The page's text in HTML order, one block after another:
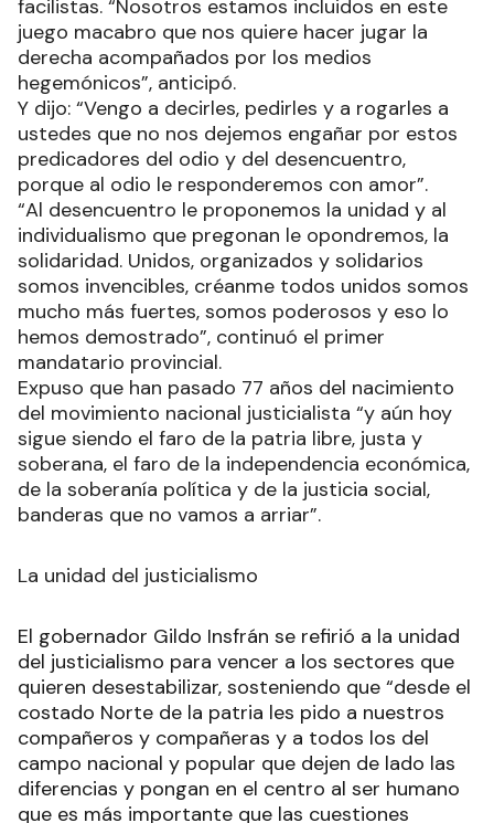
facilistas. “Nosotros estamos incluidos en este
juego macabro que nos quiere hacer jugar la
derecha acompañados por los medios
hegemónicos”, anticipó.
Y dijo: “Vengo a decirles, pedirles y a rogarles a
ustedes que no nos dejemos engañar por estos
predicadores del odio y del desencuentro,
porque al odio le responderemos con amor”.
“Al desencuentro le proponemos la unidad y al
individualismo que pregonan le opondremos, la
solidaridad. Unidos, organizados y solidarios
somos invencibles, créanme todos unidos somos
mucho más fuertes, somos poderosos y eso lo
hemos demostrado”, continuó el primer
mandatario provincial.
Expuso que han pasado 77 años del nacimiento
del movimiento nacional justicialista “y aún hoy
sigue siendo el faro de la patria libre, justa y
soberana, el faro de la independencia económica,
de la soberanía política y de la justicia social,
banderas que no vamos a arriar”.
La unidad del justicialismo
El gobernador Gildo Insfrán se refirió a la unidad
del justicialismo para vencer a los sectores que
quieren desestabilizar, sosteniendo que “desde el
costado Norte de la patria les pido a nuestros
compañeros y compañeras y a todos los del
campo nacional y popular que dejen de lado las
diferencias y pongan en el centro al ser humano
que es más importante que las cuestiones